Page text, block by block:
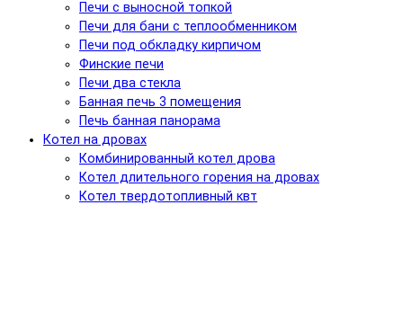
Печи с выносной топкой
Печи для бани с теплообменником
Печи под обкладку кирпичом
Финские печи
Печи два стекла
Банная печь 3 помещения
Печь банная панорама
Котел на дровах
Комбинированный котел дрова
Котел длительного горения на дровах
Котел твердотопливный квт